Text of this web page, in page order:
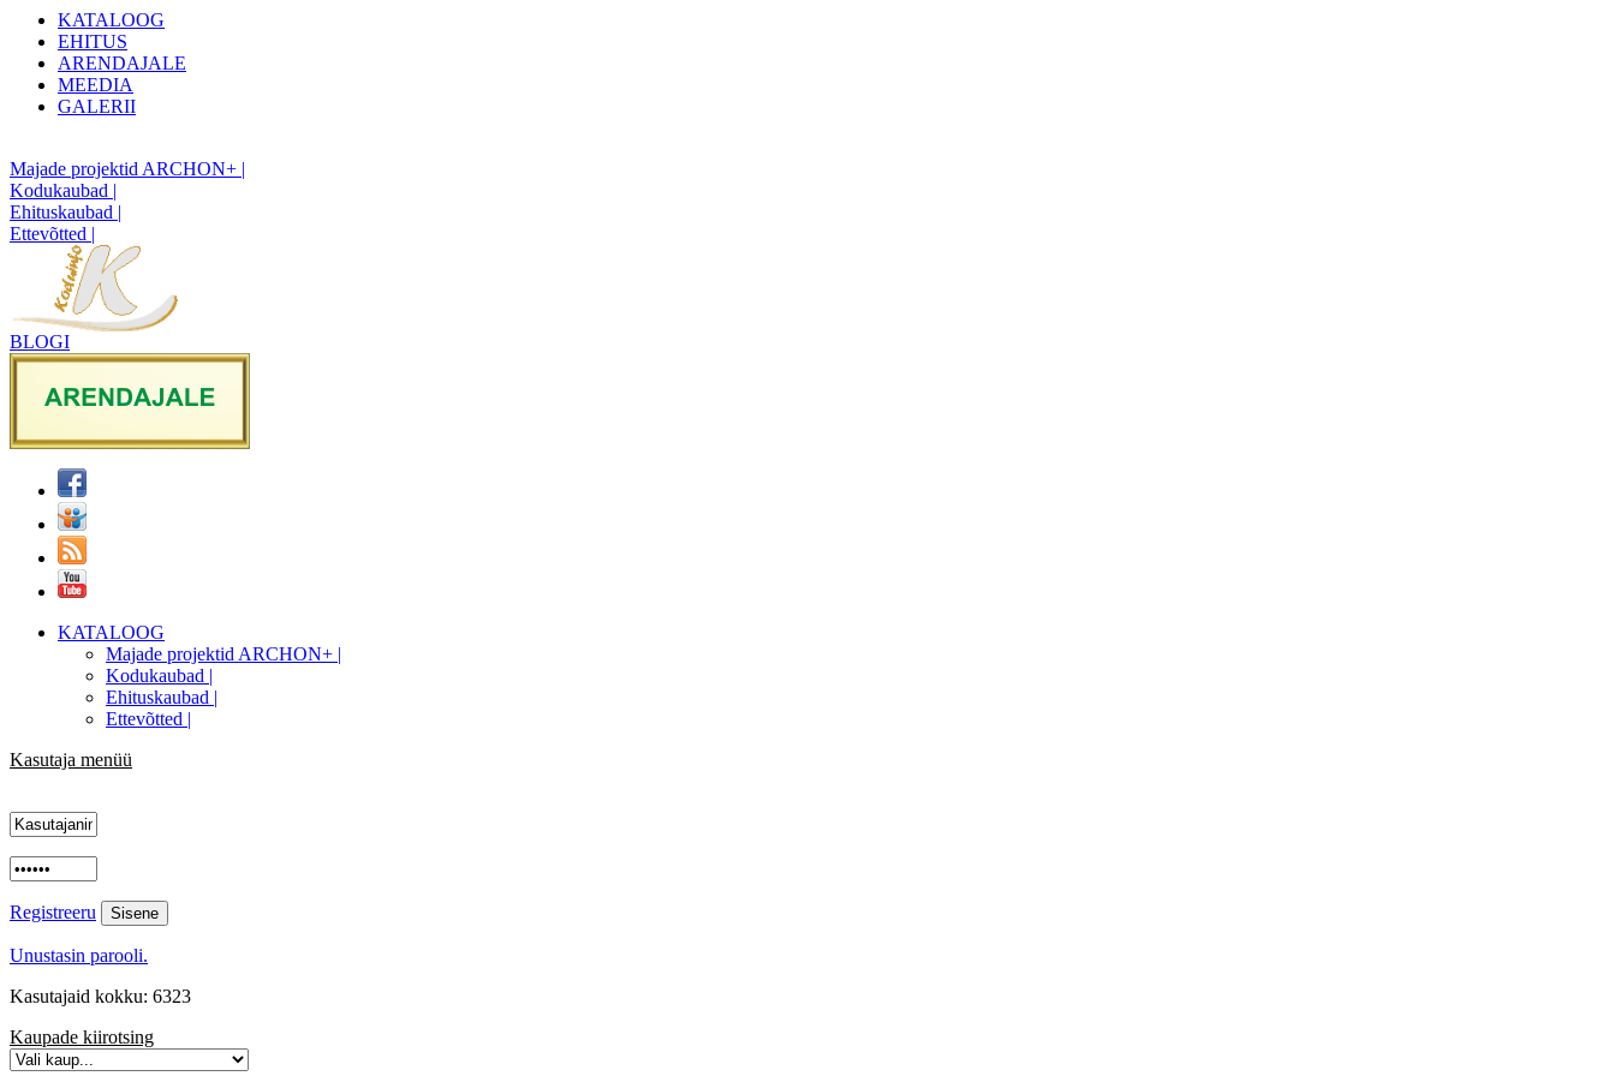
KATALOOG
EHITUS
ARENDAJALE
MEEDIA
GALERII
Majade projektid ARCHON+ |
Kodukaubad |
Ehituskaubad |
Ettevõtted |
BLOGI
KATALOOG
Majade projektid ARCHON+ |
Kodukaubad |
Ehituskaubad |
Ettevõtted |
Kasutaja menüü
Registreeru
Unustasin parooli.
Kasutajaid kokku: 6323
Kaupade kiirotsing